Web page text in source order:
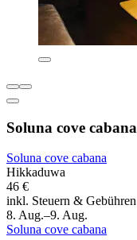
Soluna cove cabana
Soluna cove cabana
Hikkaduwa
46 €
inkl. Steuern & Gebühren
8. Aug.–9. Aug.
Soluna cove cabana